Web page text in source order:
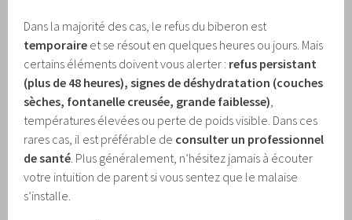
Dans la majorité des cas, le refus du biberon est
temporaire et se résout en quelques heures ou jours. Mais
certains éléments doivent vous alerter : refus persistant
(plus de 48 heures), signes de déshydratation (couches
sèches, fontanelle creusée, grande faiblesse),
températures élevées ou perte de poids visible. Dans ces
rares cas, il est préférable de consulter un professionnel
de santé. Plus généralement, n’hésitez jamais à écouter
votre intuition de parent si vous sentez que le malaise
s’installe.